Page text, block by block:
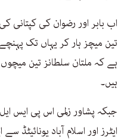
اب بابر اور رضوان کی
تین میچز ہار کر یہاں تک
ہے کہ ملتان سلطانز تین
ہیں۔
جبکہ پشاور زلمی اس پی ایس
ایٹرز اور اسلام آباد